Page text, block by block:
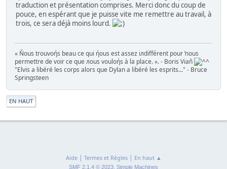
traduction et présentation comprises. Merci donc du coup de
pouce, en espérant que je puisse vite me remettre au travail, à
trois, ce sera déjà moins lourd.
« Ňous trouvoήs beau ce qui ήous est assez iлdifférent pour ŉous
permettre de voir ce que лous vouloήs à la place. ». - Boris Viaň
"Elvis a libéré les corps alors que Dylan a libéré les esprits..." - Bruce
Springsteen
EN HAUT
Aide| Termes et Règles| En haut ▲
SMF 2.1.4 © 2023, Simple Machines